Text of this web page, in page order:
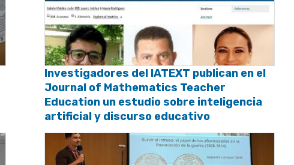
Investigadores del IATEXT publican en el
Journal of Mathematics Teacher
Education un estudio sobre inteligencia
artificial y discurso educativo